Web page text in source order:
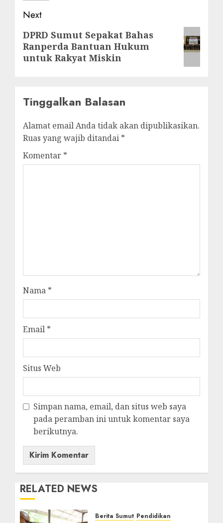
Next
Next
post:
DPRD Sumut Sepakat Bahas
Ranperda Bantuan Hukum
untuk Rakyat Miskin
Tinggalkan Balasan
Alamat email Anda tidak akan dipublikasikan.
Ruas yang wajib ditandai *
Komentar *
Nama *
Email *
Situs Web
Simpan nama, email, dan situs web saya
pada peramban ini untuk komentar saya
berikutnya.
RELATED NEWS
Berita Sumut Pendidikan